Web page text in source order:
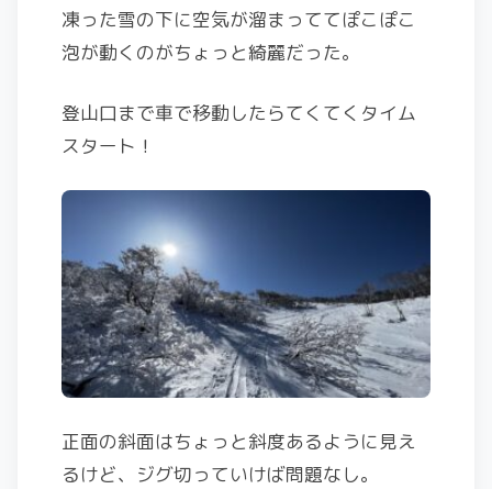
凍った雪の下に空気が溜まっててぽこぽこ
泡が動くのがちょっと綺麗だった。
登山口まで車で移動したらてくてくタイム
スタート！
正面の斜面はちょっと斜度あるように見え
るけど、ジグ切っていけば問題なし。